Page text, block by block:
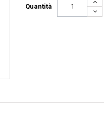
Quantità